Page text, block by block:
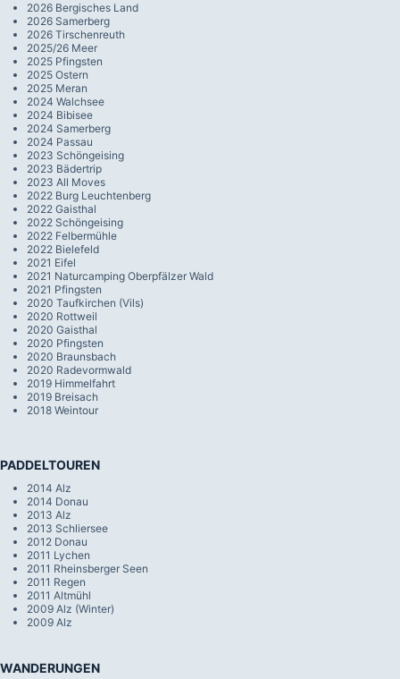
2026 Bergisches Land
2026 Samerberg
2026 Tirschenreuth
2025/26 Meer
2025 Pfingsten
2025 Ostern
2025 Meran
2024 Walchsee
2024 Bibisee
2024 Samerberg
2024 Passau
2023 Schöngeising
2023 Bädertrip
2023 All Moves
2022 Burg Leuchtenberg
2022 Gaisthal
2022 Schöngeising
2022 Felbermühle
2022 Bielefeld
2021 Eifel
2021 Naturcamping Oberpfälzer Wald
2021 Pfingsten
2020 Taufkirchen (Vils)
2020 Rottweil
2020 Gaisthal
2020 Pfingsten
2020 Braunsbach
2020 Radevormwald
2019 Himmelfahrt
2019 Breisach
2018 Weintour
PADDELTOUREN
2014 Alz
2014 Donau
2013 Alz
2013 Schliersee
2012 Donau
2011 Lychen
2011 Rheinsberger Seen
2011 Regen
2011 Altmühl
2009 Alz (Winter)
2009 Alz
WANDERUNGEN